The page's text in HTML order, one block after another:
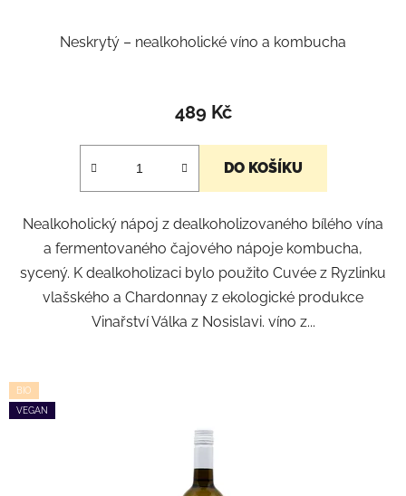
Neskrytý – nealkoholické víno a kombucha
489 Kč
DO KOŠÍKU
Nealkoholický nápoj z dealkoholizovaného bílého vína
a fermentovaného čajového nápoje kombucha,
sycený. K dealkoholizaci bylo použito Cuvée z Ryzlinku
vlašského a Chardonnay z ekologické produkce
Vinařství Válka z Nosislavi. víno z...
BIO
VEGAN